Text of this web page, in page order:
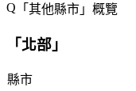
「 其他縣市 」概覽
「北部 」
縣市